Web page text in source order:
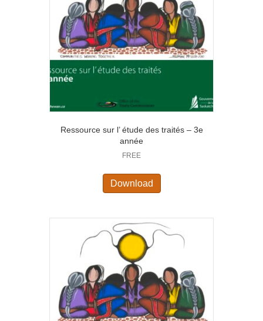
Ressource sur l’ étude des traités – 3e
année
FREE
Download